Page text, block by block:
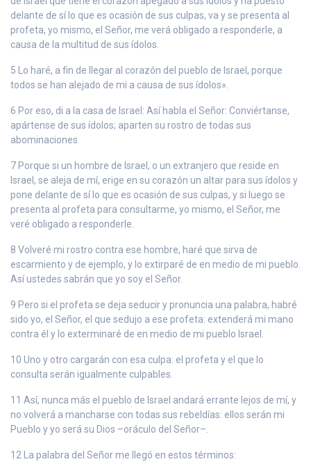
delante de sí lo que es ocasión de sus culpas, va y se presenta al
profeta, yo mismo, el Señor, me verá obligado a responderle, a
causa de la multitud de sus ídolos.
5 Lo haré, a fin de llegar al corazón del pueblo de Israel, porque
todos se han alejado de mi a causa de sus ídolos».
6 Por eso, di a la casa de Israel: Así habla el Señor: Conviértanse,
apártense de sus ídolos; aparten su rostro de todas sus
abominaciones
7 Porque si un hombre de Israel, o un extranjero que reside en
Israel, se aleja de mí, erige en su corazón un altar para sus ídolos y
pone delante de sí lo que es ocasión de sus culpas, y si luego se
presenta al profeta para consultarme, yo mismo, el Señor, me
veré obligado a responderle.
8 Volveré mi rostro contra ese hombre, haré que sirva de
escarmiento y de ejemplo, y lo extirparé de en medio de mi pueblo.
Así ustedes sabrán que yo soy el Señor.
9 Pero si el profeta se deja seducir y pronuncia una palabra, habré
sido yo, el Señor, el que sedujo a ese profeta: extenderá mi mano
contra él y lo exterminaré de en medio de mi pueblo Israel.
10 Uno y otro cargarán con esa culpa: el profeta y el que lo
consulta serán igualmente culpables.
11 Así, nunca más el pueblo de Israel andará errante lejos de mí, y
no volverá a mancharse con todas sus rebeldías: ellos serán mi
Pueblo y yo será su Dios –oráculo del Señor–.
12 La palabra del Señor me llegó en estos términos: